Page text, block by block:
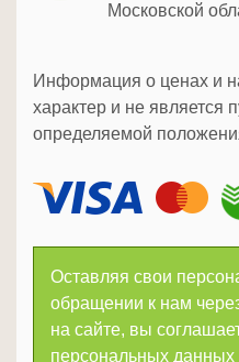
Московской
Информация о ценах и
характер и не является
определяемой
Оставляя свои
обращении к нам
на сайте, вы
персональных данных